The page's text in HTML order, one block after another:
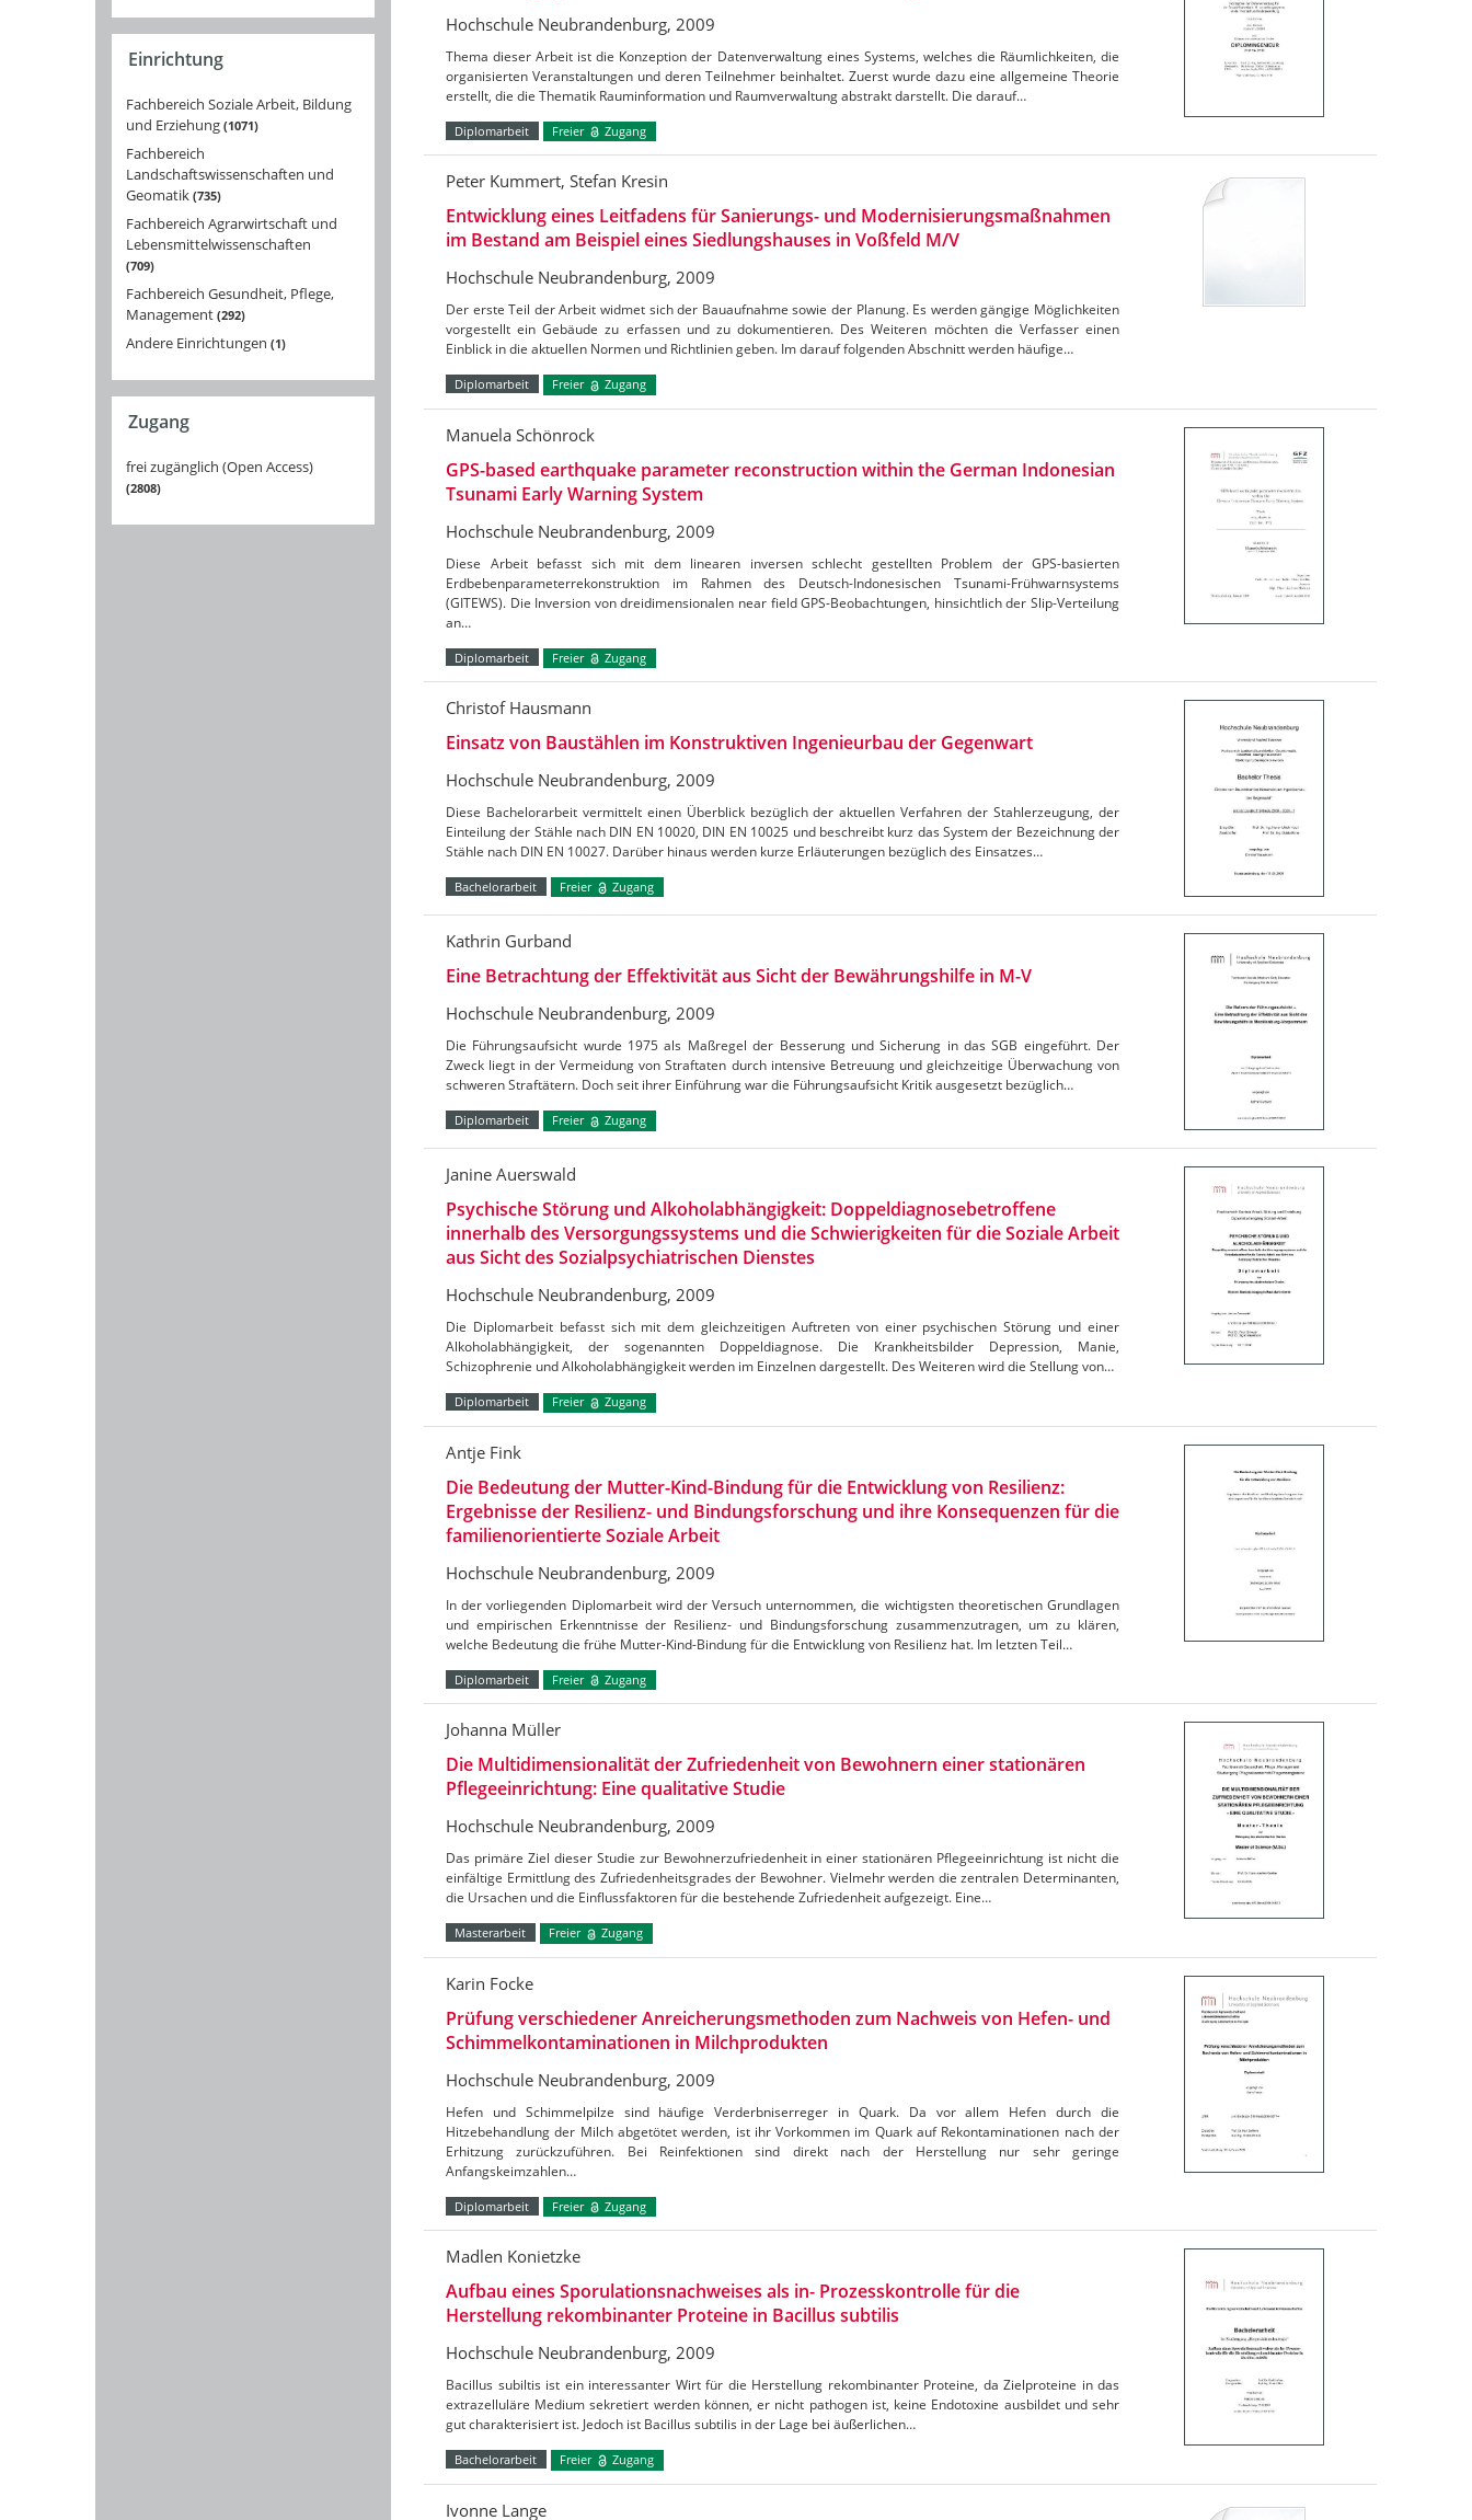
Einrichtung
Fachbereich Soziale Arbeit, Bildung
und Erziehung 1071
Fachbereich
Landschaftswissenschaften und
Geomatik 735
Fachbereich Agrarwirtschaft und
Lebensmittelwissenschaften
709
Fachbereich Gesundheit, Pflege,
Management 292
Andere Einrichtungen 1
Zugang
frei zugänglich (Open Access)
2808
Hochschule Neubrandenburg, 2009
Thema dieser Arbeit ist die Konzeption der Datenverwaltung eines Systems, welches die Räumlichkeiten, die
organisierten Veranstaltungen und deren Teilnehmer beinhaltet. Zuerst wurde dazu eine allgemeine Theorie
erstellt, die die Thematik Rauminformation und Raumverwaltung abstrakt darstellt. Die darauf…
Diplomarbeit Freier Zugang
Peter Kummert, Stefan Kresin
Entwicklung eines Leitfadens für Sanierungs- und Modernisierungsmaßnahmen
im Bestand am Beispiel eines Siedlungshauses in Voßfeld M/V
Hochschule Neubrandenburg, 2009
Der erste Teil der Arbeit widmet sich der Bauaufnahme sowie der Planung. Es werden gängige Möglichkeiten
vorgestellt ein Gebäude zu erfassen und zu dokumentieren. Des Weiteren möchten die Verfasser einen
Einblick in die aktuellen Normen und Richtlinien geben. Im darauf folgenden Abschnitt werden häufige…
Diplomarbeit Freier Zugang
Manuela Schönrock
GPS-based earthquake parameter reconstruction within the German Indonesian
Tsunami Early Warning System
Hochschule Neubrandenburg, 2009
Diese Arbeit befasst sich mit dem linearen inversen schlecht gestellten Problem der GPS-basierten
Erdbebenparameterrekonstruktion im Rahmen des Deutsch-Indonesischen Tsunami-Frühwarnsystems
(GITEWS). Die Inversion von dreidimensionalen near field GPS-Beobachtungen, hinsichtlich der Slip-Verteilung
an…
Diplomarbeit Freier Zugang
Christof Hausmann
Einsatz von Baustählen im Konstruktiven Ingenieurbau der Gegenwart
Hochschule Neubrandenburg, 2009
Diese Bachelorarbeit vermittelt einen Überblick bezüglich der aktuellen Verfahren der Stahlerzeugung, der
Einteilung der Stähle nach DIN EN 10020, DIN EN 10025 und beschreibt kurz das System der Bezeichnung der
Stähle nach DIN EN 10027. Darüber hinaus werden kurze Erläuterungen bezüglich des Einsatzes…
Bachelorarbeit Freier Zugang
Kathrin Gurband
Eine Betrachtung der Effektivität aus Sicht der Bewährungshilfe in M-V
Hochschule Neubrandenburg, 2009
Die Führungsaufsicht wurde 1975 als Maßregel der Besserung und Sicherung in das SGB eingeführt. Der
Zweck liegt in der Vermeidung von Straftaten durch intensive Betreuung und gleichzeitige Überwachung von
schweren Straftätern. Doch seit ihrer Einführung war die Führungsaufsicht Kritik ausgesetzt bezüglich…
Diplomarbeit Freier Zugang
Janine Auerswald
Psychische Störung und Alkoholabhängigkeit: Doppeldiagnosebetroffene
innerhalb des Versorgungssystems und die Schwierigkeiten für die Soziale Arbeit
aus Sicht des Sozialpsychiatrischen Dienstes
Hochschule Neubrandenburg, 2009
Die Diplomarbeit befasst sich mit dem gleichzeitigen Auftreten von einer psychischen Störung und einer
Alkoholabhängigkeit, der sogenannten Doppeldiagnose. Die Krankheitsbilder Depression, Manie,
Schizophrenie und Alkoholabhängigkeit werden im Einzelnen dargestellt. Des Weiteren wird die Stellung von…
Diplomarbeit Freier Zugang
Antje Fink
Die Bedeutung der Mutter-Kind-Bindung für die Entwicklung von Resilienz:
Ergebnisse der Resilienz- und Bindungsforschung und ihre Konsequenzen für die
familienorientierte Soziale Arbeit
Hochschule Neubrandenburg, 2009
In der vorliegenden Diplomarbeit wird der Versuch unternommen, die wichtigsten theoretischen Grundlagen
und empirischen Erkenntnisse der Resilienz- und Bindungsforschung zusammenzutragen, um zu klären,
welche Bedeutung die frühe Mutter-Kind-Bindung für die Entwicklung von Resilienz hat. Im letzten Teil…
Diplomarbeit Freier Zugang
Johanna Müller
Die Multidimensionalität der Zufriedenheit von Bewohnern einer stationären
Pflegeeinrichtung: Eine qualitative Studie
Hochschule Neubrandenburg, 2009
Das primäre Ziel dieser Studie zur Bewohnerzufriedenheit in einer stationären Pflegeeinrichtung ist nicht die
einfältige Ermittlung des Zufriedenheitsgrades der Bewohner. Vielmehr werden die zentralen Determinanten,
die Ursachen und die Einflussfaktoren für die bestehende Zufriedenheit aufgezeigt. Eine…
Masterarbeit Freier Zugang
Karin Focke
Prüfung verschiedener Anreicherungsmethoden zum Nachweis von Hefen- und
Schimmelkontaminationen in Milchprodukten
Hochschule Neubrandenburg, 2009
Hefen und Schimmelpilze sind häufige Verderbniserreger in Quark. Da vor allem Hefen durch die
Hitzebehandlung der Milch abgetötet werden, ist ihr Vorkommen im Quark auf Rekontaminationen nach der
Erhitzung zurückzuführen. Bei Reinfektionen sind direkt nach der Herstellung nur sehr geringe
Anfangskeimzahlen…
Diplomarbeit Freier Zugang
Madlen Konietzke
Aufbau eines Sporulationsnachweises als in- Prozesskontrolle für die
Herstellung rekombinanter Proteine in Bacillus subtilis
Hochschule Neubrandenburg, 2009
Bacillus subiltis ist ein interessanter Wirt für die Herstellung rekombinanter Proteine, da Zielproteine in das
extrazelluläre Medium sekretiert werden können, er nicht pathogen ist, keine Endotoxine ausbildet und sehr
gut charakterisiert ist. Jedoch ist Bacillus subtilis in der Lage bei äußerlichen…
Bachelorarbeit Freier Zugang
Ivonne Lange